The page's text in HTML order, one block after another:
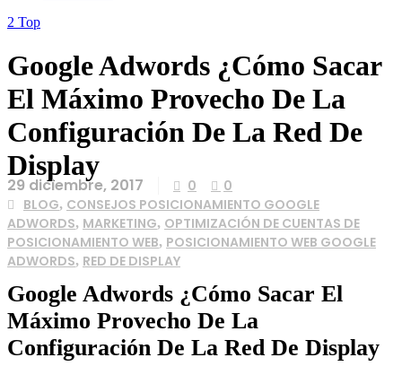
Top
Google Adwords ¿Cómo Sacar
El Máximo Provecho De La
Configuración De La Red De
Display
29 diciembre, 2017 0
0
BLOG, CONSEJOS POSICIONAMIENTO GOOGLE
ADWORDS, MARKETING, OPTIMIZACIÓN DE CUENTAS DE
POSICIONAMIENTO WEB, POSICIONAMIENTO WEB GOOGLE
ADWORDS, RED DE DISPLAY
Google Adwords ¿Cómo Sacar El
Máximo Provecho De La
Configuración De La Red De Display